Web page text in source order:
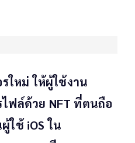
ใหม่ ให้ผู้ใช้งาน
ฟล์ด้วย NFT ที่ตนถือ
ใช้ iOS ใน